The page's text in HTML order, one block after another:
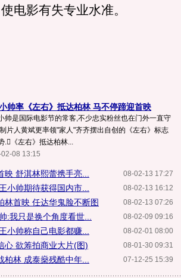
电影有失专业水准。
帅率《左右》抵达柏林 马不停蹄迎首映
帅是国际电影节的常客,不少忠实粉丝也在门外一直守
片人黄斌更率领"家人"齐齐摆出自创的《左右》标志
.《左右》抵达柏林...
08 13:15
08-02-13 17:27
映 舒淇林熙蕾携手亮...
08-02-13 16:12
小帅期待获得国内市...
08-02-13 07:26
林首映 任达华鬼脸不断图
08-02-09 09:16
:我只是换个角度看世...
08-02-01 08:00
小帅称自己电影都赚...
08-01-30 09:31
心 欲筹拍商业大片(图)
07-12-25 15:39
林 成泰燊残酷中年...